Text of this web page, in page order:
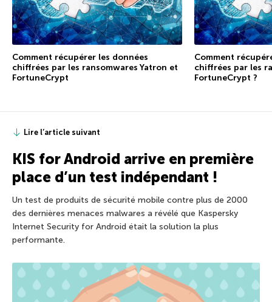
Comment récupérer les données
chiffrées par les ransomwares Yatron et
FortuneCrypt
Comment
chiffrées par les
FortuneCrypt ?
Lire l’article suivant
KIS for Android arrive en première
place d’un test indépendant !
Un test de produits de sécurité mobile contre plus de 2000
des dernières menaces malwares a révélé que Kaspersky
Internet Security for Android était la solution la plus
performante.